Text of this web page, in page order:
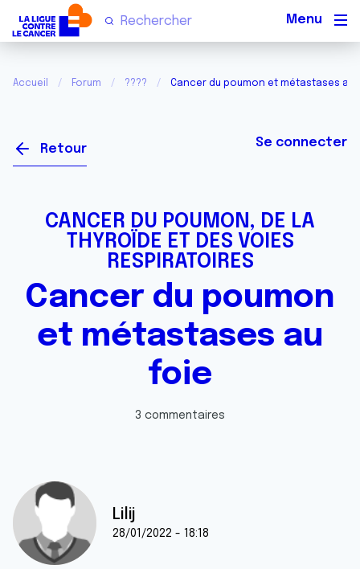
Accueil Forum ???? Cancer du poumon et métastases au
Retour Se connecter
CANCER DU POUMON, DE LA
THYROÏDE ET DES VOIES
RESPIRATOIRES
Cancer du poumon
et métastases au
foie
3 commentaires
Lilij
28/01/2022 - 18:18